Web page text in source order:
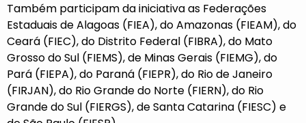
Também participam da iniciativa as Federações
Estaduais de Alagoas (FIEA), do Amazonas (FIEAM), do
Ceará (FIEC), do Distrito Federal (FIBRA), do Mato
Grosso do Sul (FIEMS), de Minas Gerais (FIEMG), do
Pará (FIEPA), do Paraná (FIEPR), do Rio de Janeiro
(FIRJAN), do Rio Grande do Norte (FIERN), do Rio
Grande do Sul (FIERGS), de Santa Catarina (FIESC) e